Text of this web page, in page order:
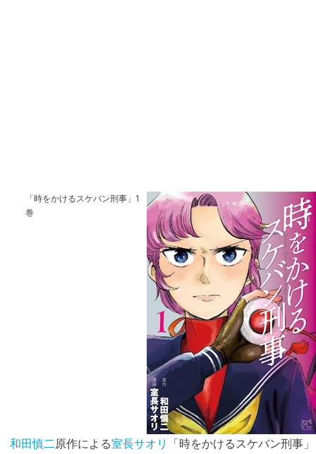
「時をかけるスケバン刑事」1
巻
和田慎二原作による室長サオリ 「時をかけるスケバン刑事」